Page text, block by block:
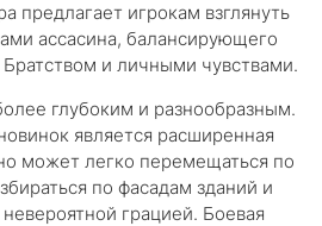
предлагает игрокам взглянуть
ассасина, балансирующего
и личными чувствами.
глубоким и разнообразным.
является расширенная
может легко перемещаться по
по фасадам зданий и
невероятной грацией. Боевая